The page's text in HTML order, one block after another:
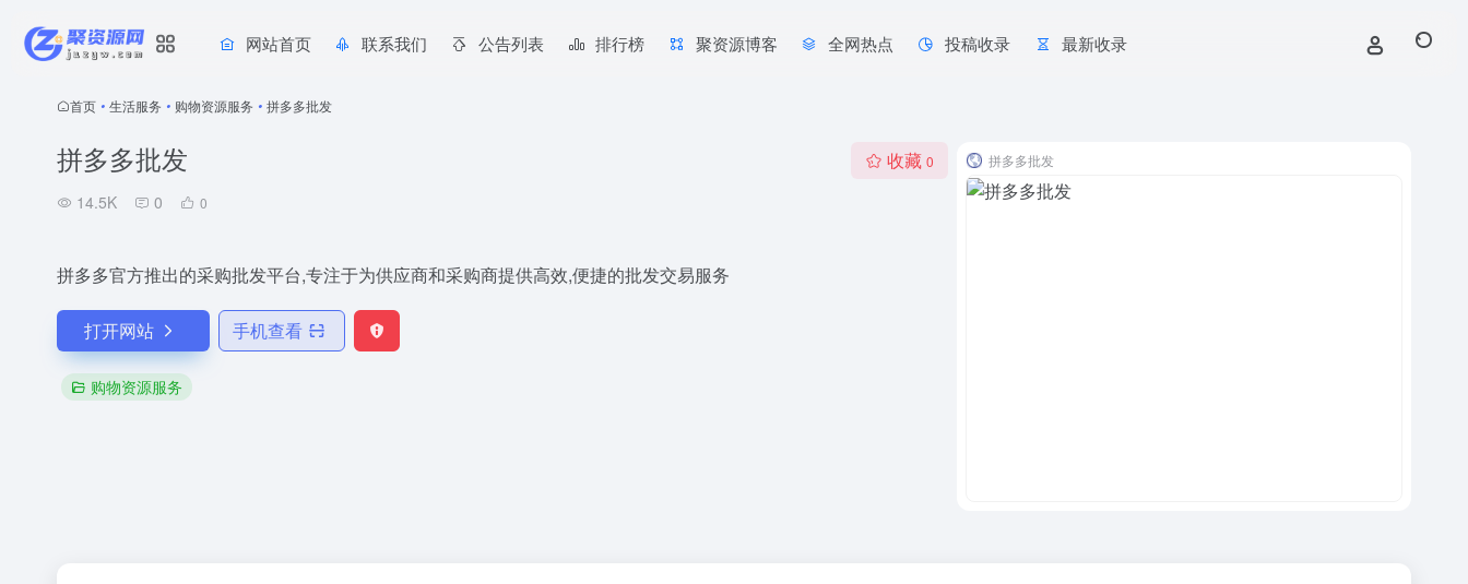
网站首页 联系我们 公告列表 排行榜 聚资源博客 全网热点 投稿收录 最新收录
首页 • 生活服务 • 购物资源服务 • 拼多多批发
拼多多批发
14.5K 0 0
收藏 0
拼多多官方推出的采购批发平台,专注于为供应商和采购商提供高效,便捷的批发交易服务
打开网站 手机查看
购物资源服务
拼多多批发